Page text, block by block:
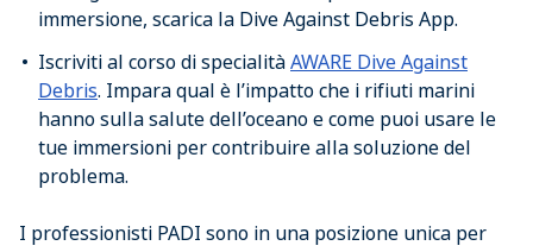
immersione, scarica la Dive Against Debris App.
Iscriviti al corso di specialitàAWARE Dive Against
Debris. Impara qual è l’impatto che i rifiuti marini
hanno sulla salute dell’oceano e come puoi usare le
tue immersioni per contribuire alla soluzione del
problema.
I professionisti PADI sono in una posizione unica per